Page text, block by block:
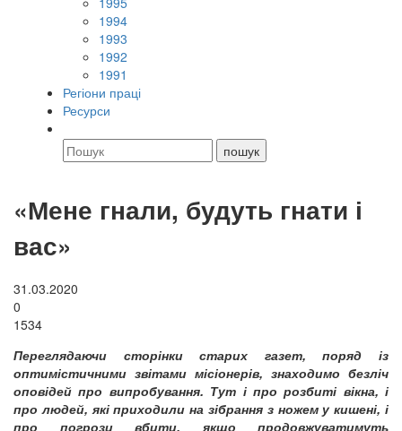
1994
1993
1992
1991
Регіони праці
Ресурси
«Мене гнали, будуть гнати і
вас»
31.03.2020
0
1534
Переглядаючи сторінки старих газет, поряд із
оптимістичними звітами місіонерів, знаходимо безліч
оповідей про випробування. Тут і про розбиті вікна, і
про людей, які приходили на зібрання з ножем у кишені, і
про погрози вбити, якщо продовжуватимуть